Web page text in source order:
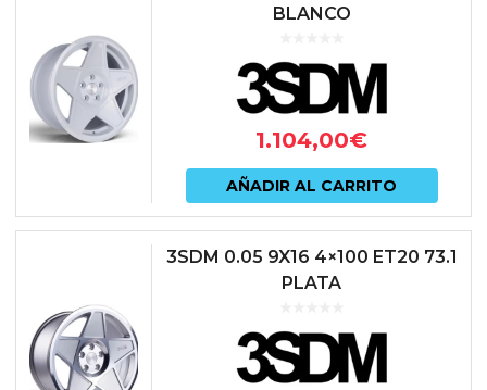
BLANCO
1.104,00€
AÑADIR AL CARRITO
3SDM 0.05 9X16 4×100 ET20 73.1
PLATA